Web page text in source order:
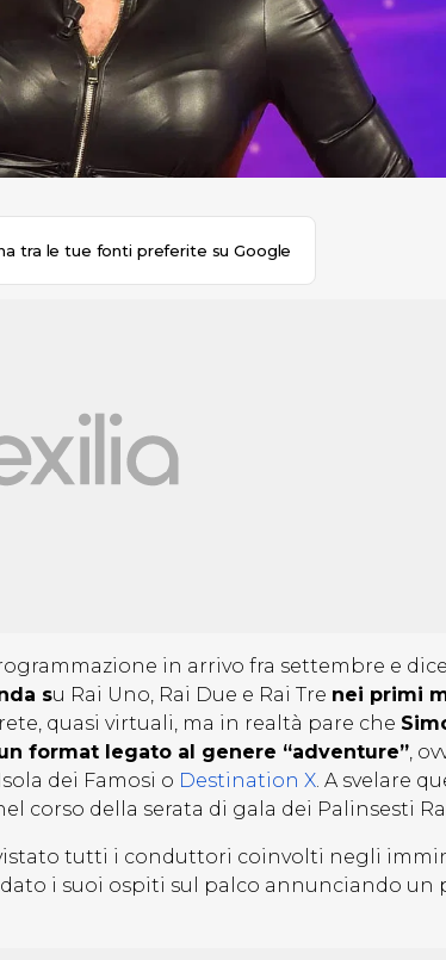
tra le tue fonti preferite su Google
in arrivo fra settembre e
su Rai Uno, Rai Due e Rai Tre nei primi
quasi virtuali, ma in realtà pare che
format legato al genere “adventure”,
dei Famosi o Destination X. A svelare
corso della serata di gala dei Palinsesti
tutti i conduttori coinvolti negli
i suoi ospiti sul palco annunciando un